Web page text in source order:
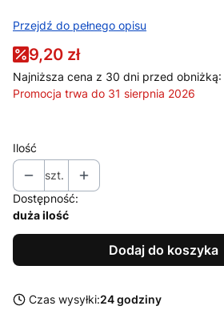
Przejdź do pełnego opisu
9,20 zł
Najniższa cena z 30 dni przed obniżką:
Promocja trwa do 31 sierpnia 2026
Ilość
szt.
Dostępność:
duża ilość
Dodaj do koszyka
Czas wysyłki:24 godziny